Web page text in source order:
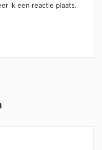
ik een reactie plaats.